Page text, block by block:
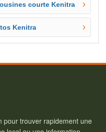
courte Kenitra
Kenitra
pour trouver rapidement une